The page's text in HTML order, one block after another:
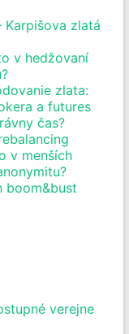
zlatá
v hedžovaní
zlata:
a futures
čas?
v menších
boom&bust
verejne